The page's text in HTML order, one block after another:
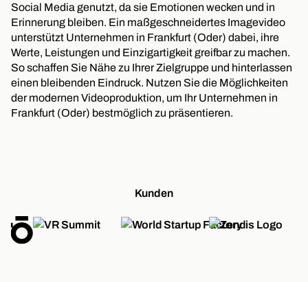
Social Media genutzt, da sie Emotionen wecken und in
Erinnerung bleiben. Ein maßgeschneidertes Imagevideo
unterstützt Unternehmen in Frankfurt (Oder) dabei, ihre
Werte, Leistungen und Einzigartigkeit greifbar zu machen.
So schaffen Sie Nähe zu Ihrer Zielgruppe und hinterlassen
einen bleibenden Eindruck. Nutzen Sie die Möglichkeiten
der modernen Videoproduktion, um Ihr Unternehmen in
Frankfurt (Oder) bestmöglich zu präsentieren.
Kunden